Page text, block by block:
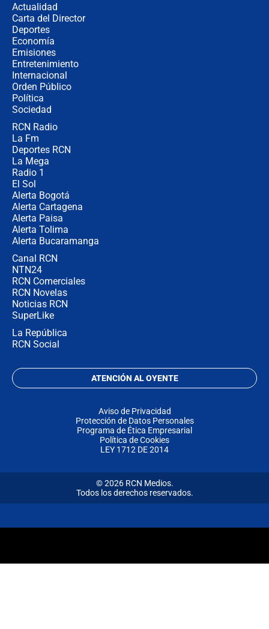
Actualidad
Carta del Director
Deportes
Economía
Emisiones
Entretenimiento
Internacional
Orden Público
Política
Sociedad
RCN Radio
La Fm
Deportes RCN
La Mega
Radio 1
El Sol
Alerta Bogotá
Alerta Cartagena
Alerta Paisa
Alerta Tolima
Alerta Bucaramanga
Canal RCN
NTN24
RCN Comerciales
RCN Novelas
Noticias RCN
SuperLike
La República
RCN Social
ATENCIÓN AL OYENTE
Aviso de Privacidad
Protección de Datos Personales
Programa de Ética Empresarial
Política de Cookies
LEY 1712 DE 2014
© 2026 RCN Medios.
Todos los derechos reservados.